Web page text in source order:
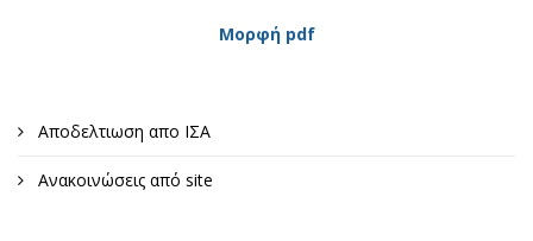
Μορφή pdf
Αποδελτιωση απο ΙΣΑ
Ανακοινώσεις από site